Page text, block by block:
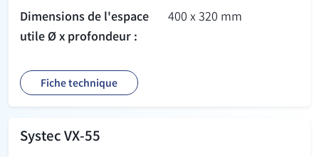
Dimensions de l'espace
utile Ø x profondeur :
400 x 320 mm
Fiche technique
Systec VX-55